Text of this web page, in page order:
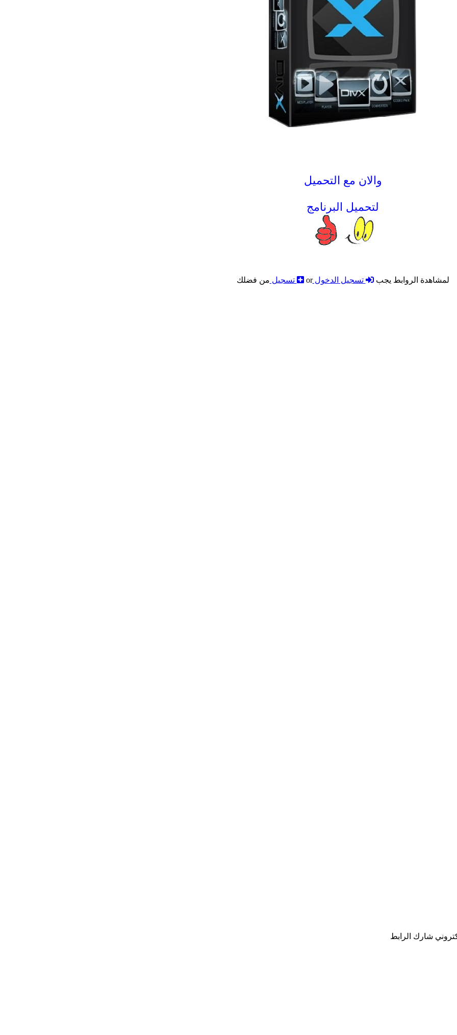
والان مع التحميل
لتحميل البرنامج
لمشاهدة الروابط يجب تسجيل الدخولor تسجيل من فضلك
شارك الرابط